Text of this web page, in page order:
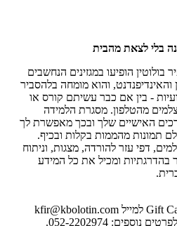
בלי לצאת מהבית
הופיעו במגזינים הנחשבים
והאינדיפנדנט, והוא מומחה בלהסביר
- בין אם כבר עשיתם קורס או
מהטלפון. מסגרת הלמידה
האישיים שלך ובכך מאפשרת לך
תמונות מהממות בקלות ובכיף.
דפי עזר להורדה, מצגות, וניתוח
בהדרגתיות ומכיל את כל המידע
kfir@kbolotin.com
052-2202974.